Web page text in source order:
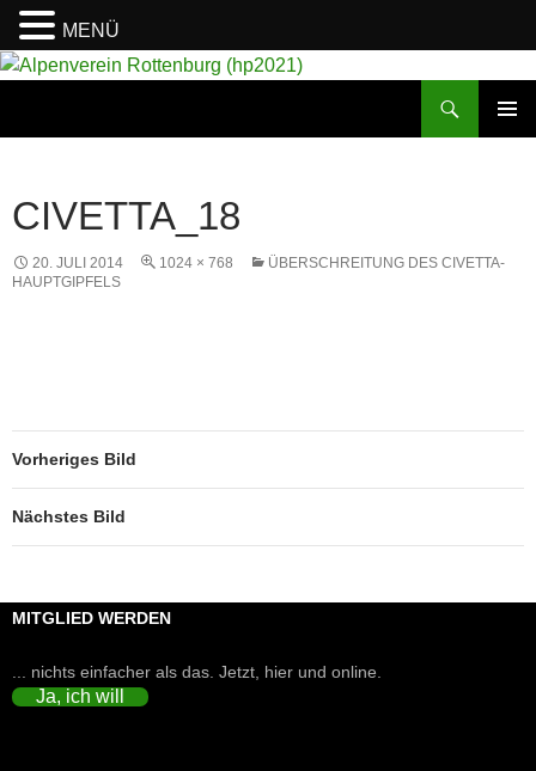
CIVETTA_18
20. JULI 2014 1024 × 768
ÜBERSCHREITUNG DES CIVETTA-
HAUPTGIPFELS
Vorheriges Bild
Nächstes Bild
MITGLIED WERDEN
... nichts einfacher als das. Jetzt, hier und online.
Ja, ich will
MENÜ